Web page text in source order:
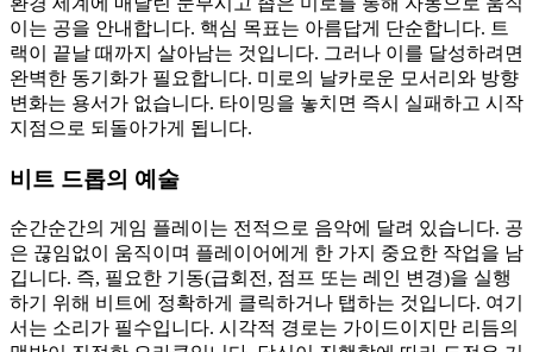
이는 공을 안내합니다. 핵심 목표는 아름답게 단순합니다. 트
랙이 끝날 때까지 살아남는 것입니다. 그러나 이를 달성하려면
완벽한 동기화가 필요합니다. 미로의 날카로운 모서리와 방향
변화는 용서가 없습니다. 타이밍을 놓치면 즉시 실패하고 시작
지점으로 되돌아가게 됩니다.
비트 드롭의 예술
순간순간의 게임 플레이는 전적으로 음악에 달려 있습니다. 공
은 끊임없이 움직이며 플레이어에게 한 가지 중요한 작업을 남
깁니다. 즉, 필요한 기동(급회전, 점프 또는 레인 변경)을 실행
하기 위해 비트에 정확하게 클릭하거나 탭하는 것입니다. 여기
서는 소리가 필수입니다. 시각적 경로는 가이드이지만 리듬의